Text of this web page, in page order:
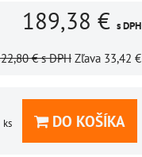
189,38 € s DPH
€ s DPH Zľava 33,42 €
ks DO KOŠÍKA